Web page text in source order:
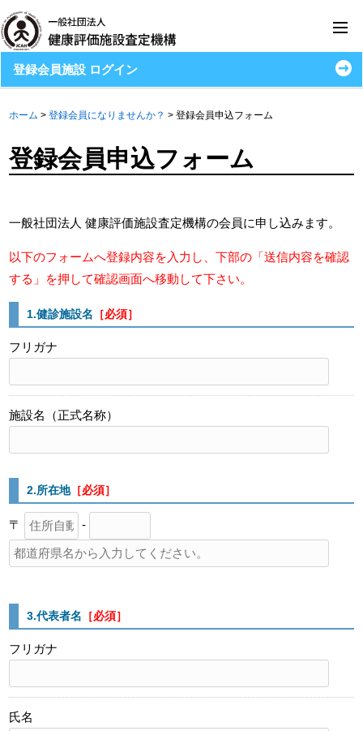
登録会員施設 ログイン
ホーム >登録会員になりませんか？ >登録会員申込フォーム
登録会員申込フォーム
一般社団法人 健康評価施設査定機構の会員に申し込みます。
以下のフォームへ登録内容を入力し、下部の「送信内容を確認
する」を押して確認画面へ移動して下さい。
1.健診施設名 ［必須］
フリガナ
施設名（正式名称）
2.所在地［必須］
〒 -
3.代表者名 ［必須］
フリガナ
氏名